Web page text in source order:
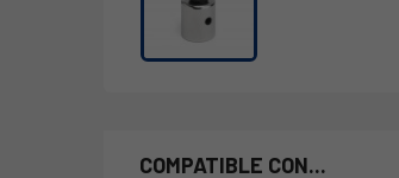
COMPATIBLE CON...